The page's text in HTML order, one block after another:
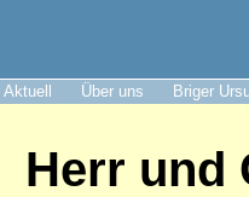
Aktuell Über uns Briger
Herr und